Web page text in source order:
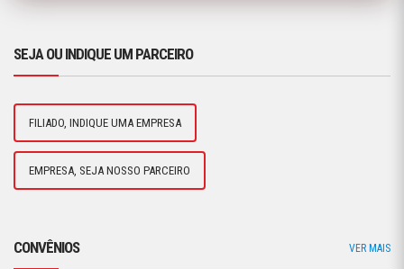
SEJA OU INDIQUE UM PARCEIRO
FILIADO, INDIQUE UMA EMPRESA
EMPRESA, SEJA NOSSO PARCEIRO
CONVÊNIOS VER MAIS